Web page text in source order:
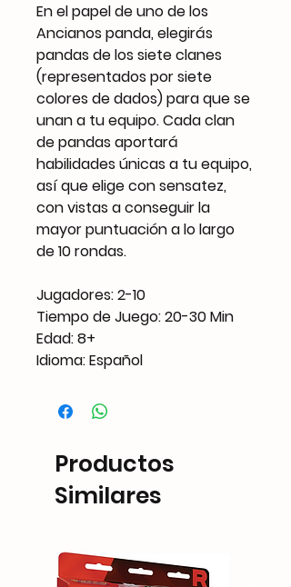
En el papel de uno de los
Ancianos panda, elegirás
pandas de los siete clanes
(representados por siete
colores de dados) para que se
unan a tu equipo. Cada clan
de pandas aportará
habilidades únicas a tu equipo,
así que elige con sensatez,
con vistas a conseguir la
mayor puntuación a lo largo
de 10 rondas.
Jugadores: 2-10
Tiempo de Juego: 20-30 Min
Edad: 8+
Idioma: Español
Productos
Similares